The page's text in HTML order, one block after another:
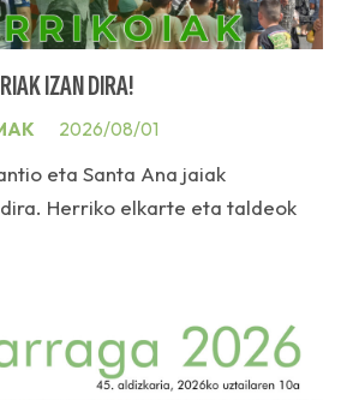
IZAN DIRA!
2026/08/01
eta Santa Ana jaiak
Herriko elkarte eta taldeok